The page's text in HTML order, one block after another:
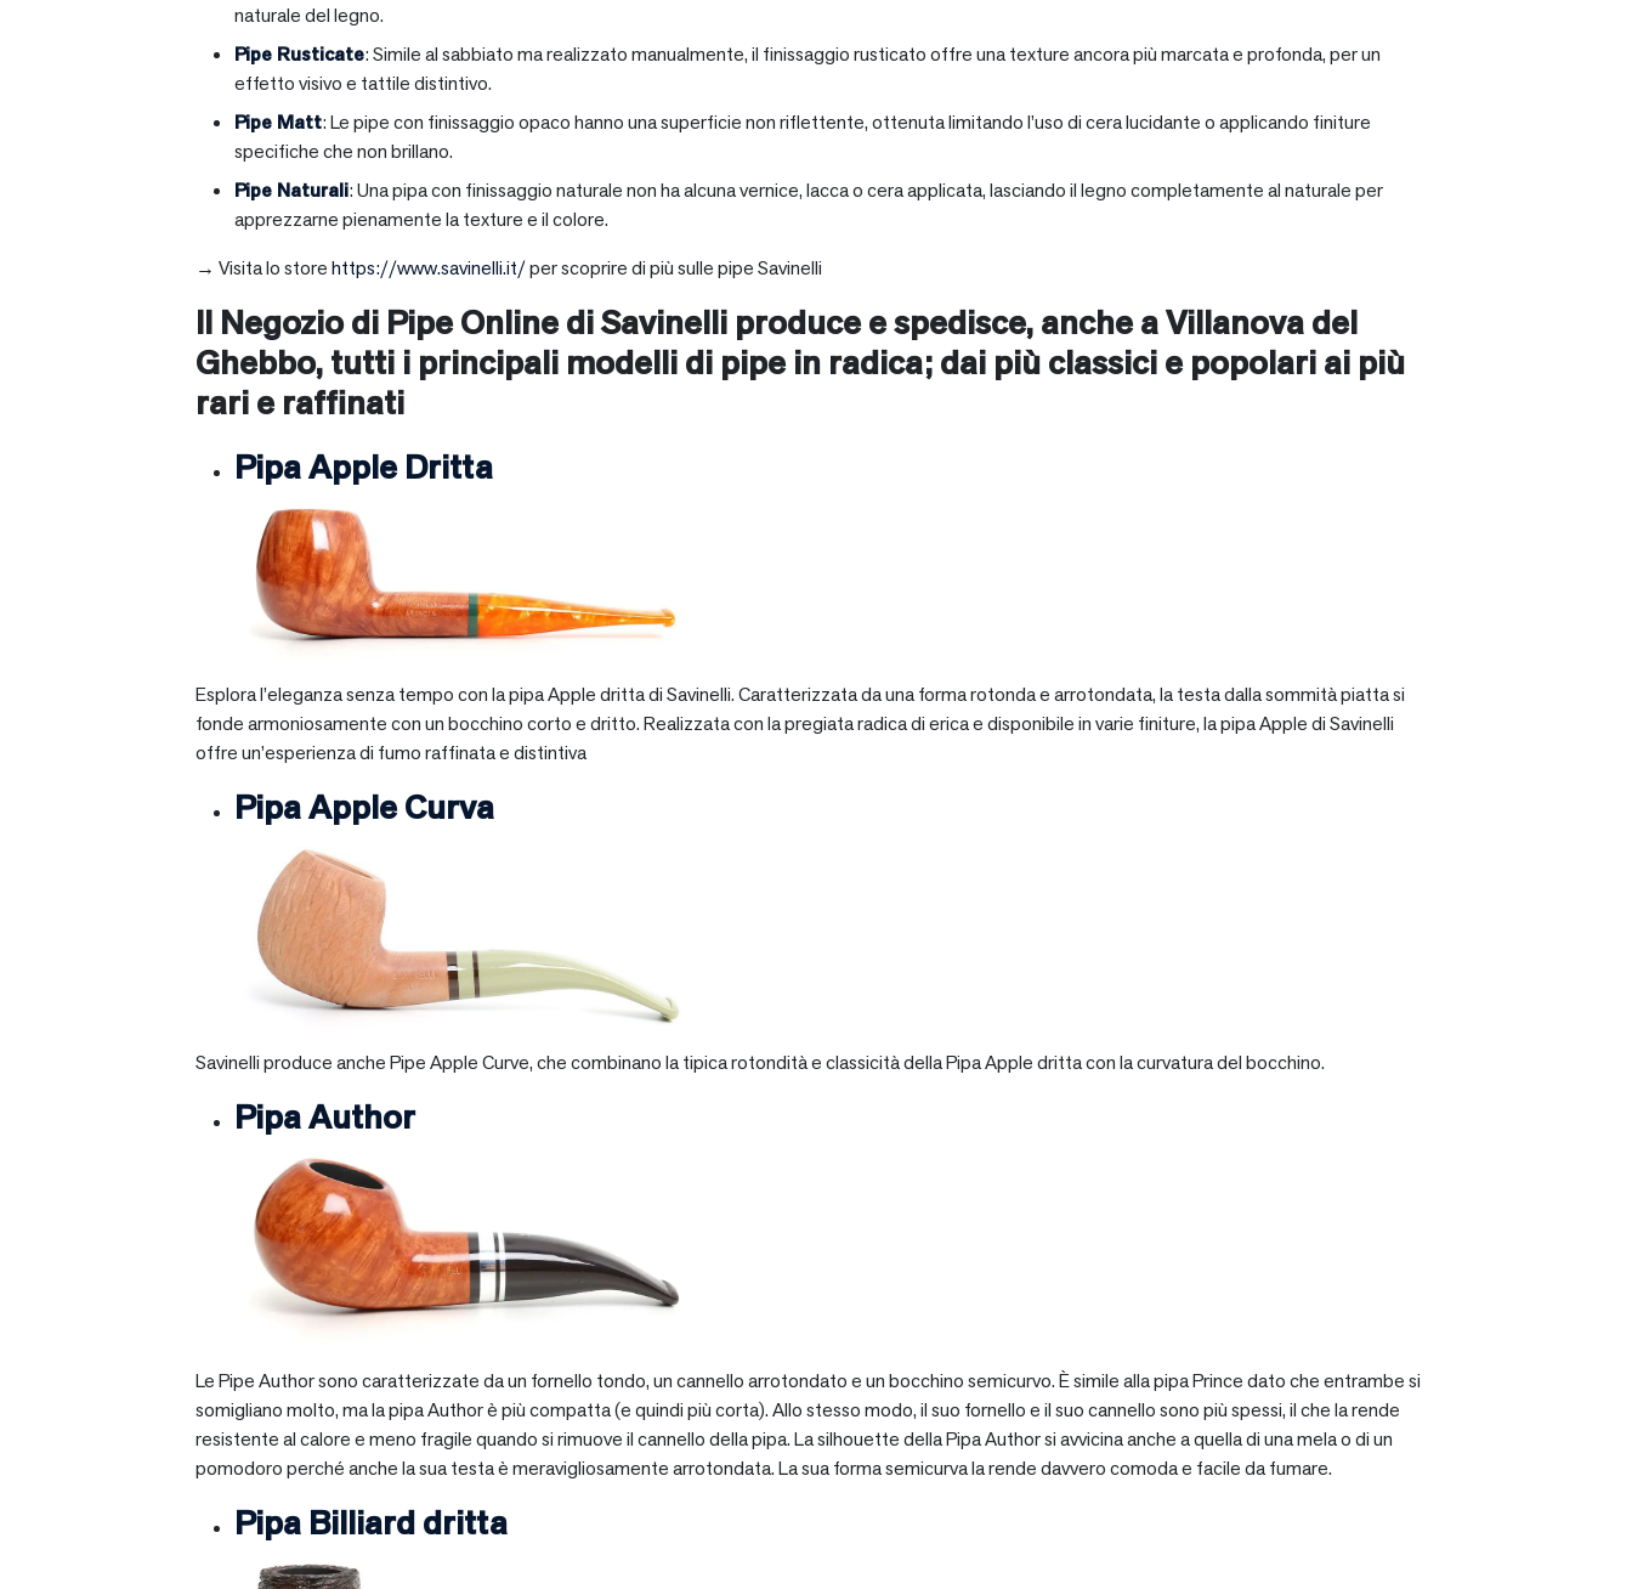
naturale del legno.
Pipe Rusticate: Simile al sabbiato ma realizzato manualmente, il finissaggio rusticato offre una texture ancora più marcata e profonda, per un
effetto visivo e tattile distintivo.
Pipe Matt: Le pipe con finissaggio opaco hanno una superficie non riflettente, ottenuta limitando l’uso di cera lucidante o applicando finiture
specifiche che non brillano.
Pipe Naturali: Una pipa con finissaggio naturale non ha alcuna vernice, lacca o cera applicata, lasciando il legno completamente al naturale per
apprezzarne pienamente la texture e il colore.
→ Visita lo storehttps://www.savinelli.it/per scoprire di più sulle pipe Savinelli
Il Negozio di Pipe Online di Savinelli produce e spedisce, anche aVillanova del
Ghebbo, tutti i principali modelli di pipe in radica; dai più classici e popolari ai più
rari e raffinati
Pipa Apple Dritta
Esplora l’eleganza senza tempo con la pipa Apple dritta di Savinelli. Caratterizzata da una forma rotonda e arrotondata, la testa dalla sommità piatta si
fonde armoniosamente con un bocchino corto e dritto. Realizzata con la pregiata radica di erica e disponibile in varie finiture, la pipa Apple di Savinelli
offre un’esperienza di fumo raffinata e distintiva
Pipa Apple Curva
Savinelli produce anche Pipe Apple Curve, che combinano la tipica rotondità e classicità della Pipa Apple dritta con la curvatura del bocchino.
Pipa Author
Le Pipe Author sono caratterizzate da un fornello tondo, un cannello arrotondato e un bocchino semicurvo. È simile alla pipa Prince dato che entrambe si
somigliano molto, ma la pipa Author è più compatta (e quindi più corta). Allo stesso modo, il suo fornello e il suo cannello sono più spessi, il che la rende
resistente al calore e meno fragile quando si rimuove il cannello della pipa. La silhouette della Pipa Author si avvicina anche a quella di una mela o di un
pomodoro perché anche la sua testa è meravigliosamente arrotondata. La sua forma semicurva la rende davvero comoda e facile da fumare.
Pipa Billiard dritta